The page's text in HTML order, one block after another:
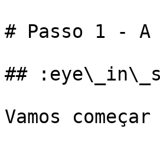
# Passo 1 - A
##
Vamos